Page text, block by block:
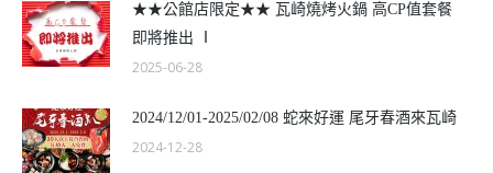
★★公館店限定★★ 瓦崎燒烤火鍋 高CP值套餐
即將推出 Ⅰ
2025-06-28
2024/12/01-2025/02/08 蛇來好運 尾牙春酒來瓦崎
2024-12-28